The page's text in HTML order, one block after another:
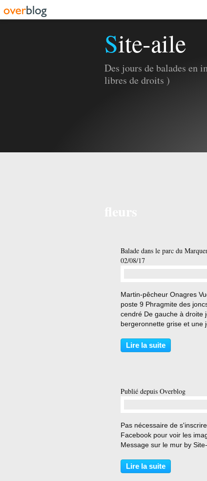
Site-aile
Des jours de balades en
libres de droits )
Balade dans le parc du
02/08/17
Martin-pêcheur Onagres
poste 9 Phragmite des
cendré De gauche à droite
bergeronnette grise et une
querellant pour la meilleure
Lire la suite
Publié depuis Overblog
Pas nécessaire de
Facebook pour voir les
Message sur le mur by Site-
Lire la suite